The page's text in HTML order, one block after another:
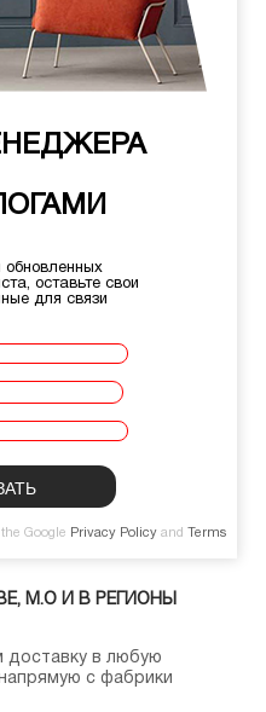
обновленных
оставьте свои
для связи
Google Privacy Policy and
Terms
М.О И В РЕГИОНЫ
доставку в любую
с фабрики